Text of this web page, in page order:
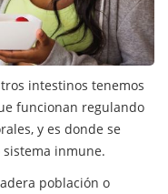
intestinos tenemos
funcionan regulando
y es donde se
inmune.
población o